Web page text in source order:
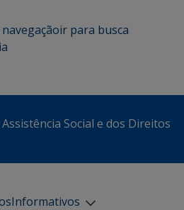
ir para busca
Social e dos Direitos
Informativos